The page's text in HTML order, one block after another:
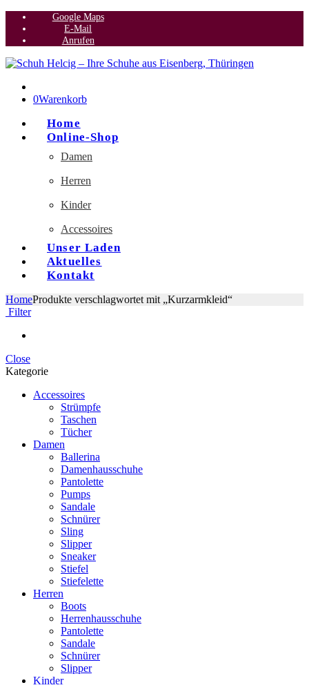
Google Maps
E-Mail
Anrufen
0Warenkorb
Home
Online-Shop
Damen
Herren
Kinder
Accessoires
Unser Laden
Aktuelles
Kontakt
HomeProdukte verschlagwortet mit „Kurzarmkleid“
Filter
Close
Kategorie
Accessoires
Strümpfe
Taschen
Tücher
Damen
Ballerina
Damenhausschuhe
Pantolette
Pumps
Sandale
Schnürer
Sling
Slipper
Sneaker
Stiefel
Stiefelette
Herren
Boots
Herrenhausschuhe
Pantolette
Sandale
Schnürer
Slipper
Kinder